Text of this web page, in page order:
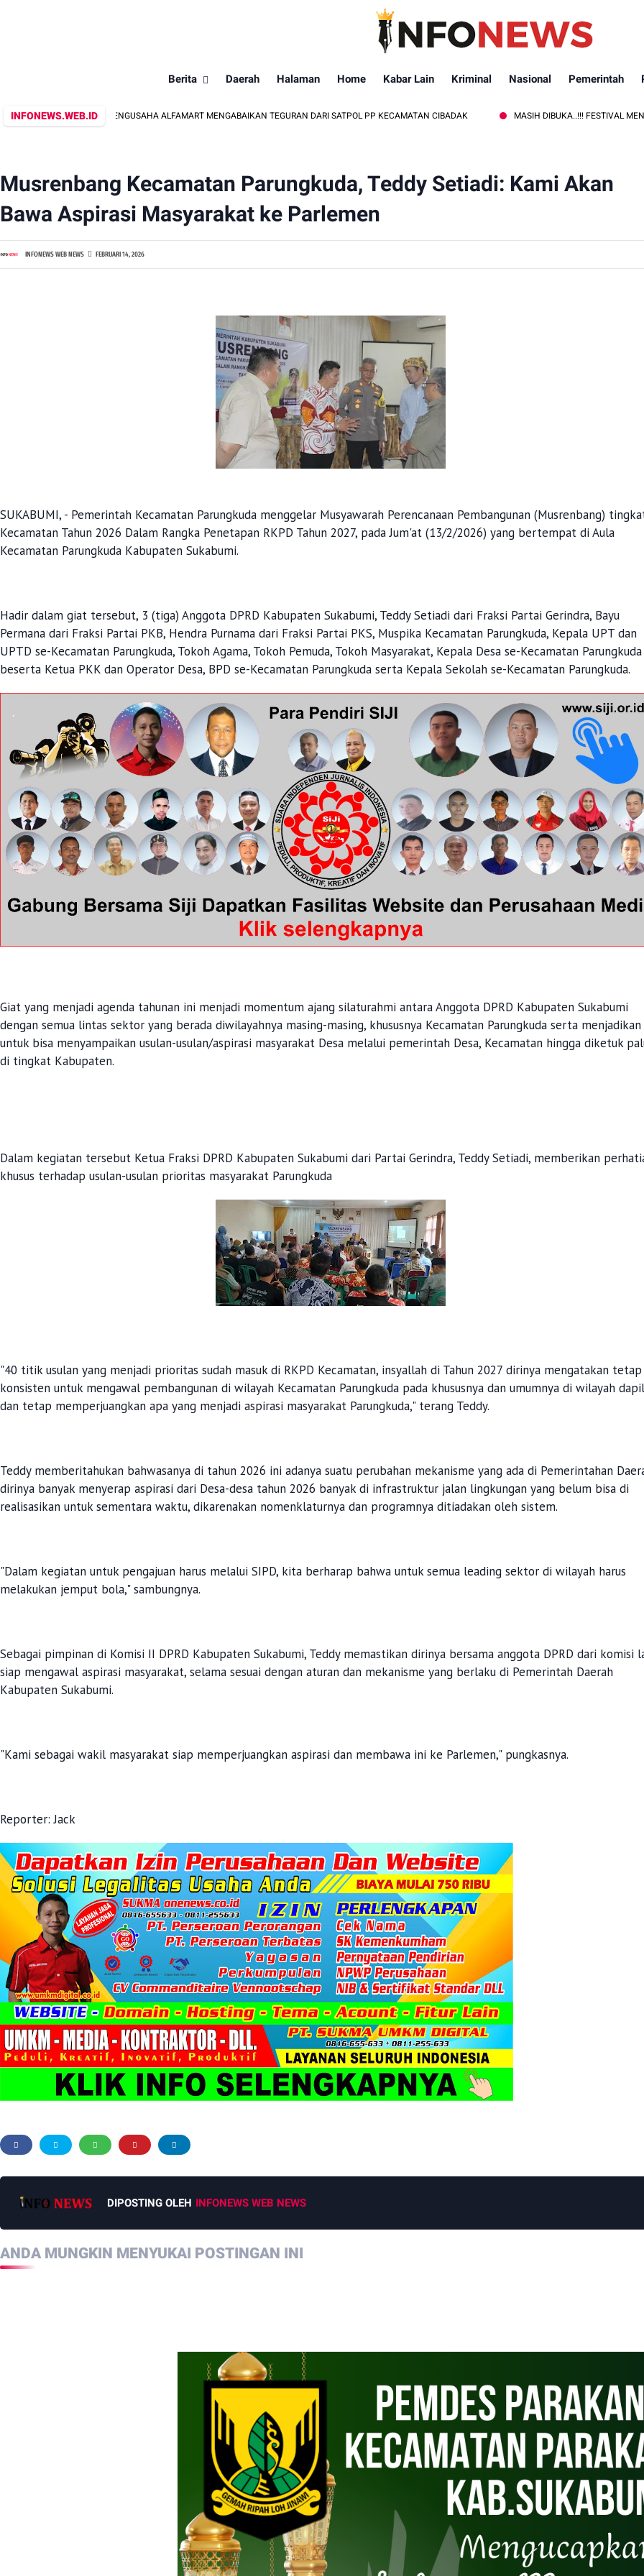
Berita Daerah Halaman Home Kabar Lain Kriminal Nasional Pemerintah
INFONEWS.WEB.IDPENGUSAHA ALFAMART MENGABAIKAN TEGURAN DARI SATPOL PP KECAMATAN CIBADAK MASIH DIBUKA..!!! FESTIVAL MENDONGENG
Musrenbang Kecamatan Parungkuda, Teddy Setiadi: Kami Akan
Bawa Aspirasi Masyarakat ke Parlemen
INFONEWS WEB NEWS FEBRUARI 14, 2026
SUKABUMI, - Pemerintah Kecamatan Parungkuda menggelar Musyawarah Perencanaan Pembangunan (Musrenbang)
Kecamatan Tahun 2026 Dalam Rangka Penetapan RKPD Tahun 2027, pada Jum'at (13/2/2026) yang bertempat di Aula
Kecamatan Parungkuda Kabupaten Sukabumi.
Hadir dalam giat tersebut, 3 (tiga) Anggota DPRD Kabupaten Sukabumi, Teddy Setiadi dari Fraksi Partai Gerindra, Bayu
Permana dari Fraksi Partai PKB, Hendra Purnama dari Fraksi Partai PKS, Muspika Kecamatan Parungkuda, Kepala UPT dan
UPTD se-Kecamatan Parungkuda, Tokoh Agama, Tokoh Pemuda, Tokoh Masyarakat, Kepala Desa se-Kecamatan Parungkuda
beserta Ketua PKK dan Operator Desa, BPD se-Kecamatan Parungkuda serta Kepala Sekolah se-Kecamatan Parungkuda.
Giat yang menjadi agenda tahunan ini menjadi momentum ajang silaturahmi antara Anggota DPRD Kabupaten Sukabumi
dengan semua lintas sektor yang berada diwilayahnya masing-masing, khususnya Kecamatan Parungkuda serta menjadikan
untuk bisa menyampaikan usulan-usulan/aspirasi masyarakat Desa melalui pemerintah Desa, Kecamatan hingga diketuk
di tingkat Kabupaten.
Dalam kegiatan tersebut Ketua Fraksi DPRD Kabupaten Sukabumi dari Partai Gerindra, Teddy Setiadi, memberikan
khusus terhadap usulan-usulan prioritas masyarakat Parungkuda
"40 titik usulan yang menjadi prioritas sudah masuk di RKPD Kecamatan, insyallah di Tahun 2027 dirinya mengatakan tetap
konsisten untuk mengawal pembangunan di wilayah Kecamatan Parungkuda pada khususnya dan umumnya di wilayah
dan tetap memperjuangkan apa yang menjadi aspirasi masyarakat Parungkuda," terang Teddy.
Teddy memberitahukan bahwasanya di tahun 2026 ini adanya suatu perubahan mekanisme yang ada di Pemerintahan
dirinya banyak menyerap aspirasi dari Desa-desa tahun 2026 banyak di infrastruktur jalan lingkungan yang belum bisa di
realisasikan untuk sementara waktu, dikarenakan nomenklaturnya dan programnya ditiadakan oleh sistem.
"Dalam kegiatan untuk pengajuan harus melalui SIPD, kita berharap bahwa untuk semua leading sektor di wilayah harus
melakukan jemput bola," sambungnya.
Sebagai pimpinan di Komisi II DPRD Kabupaten Sukabumi, Teddy memastikan dirinya bersama anggota DPRD dari komisi
siap mengawal aspirasi masyarakat, selama sesuai dengan aturan dan mekanisme yang berlaku di Pemerintah Daerah
Kabupaten Sukabumi.
"Kami sebagai wakil masyarakat siap memperjuangkan aspirasi dan membawa ini ke Parlemen," pungkasnya.
Reporter: Jack
DIPOSTING OLEH INFONEWS WEB NEWS
ANDA MUNGKIN MENYUKAI POSTINGAN INI